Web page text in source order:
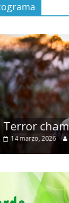
coreano
Martínez Molina